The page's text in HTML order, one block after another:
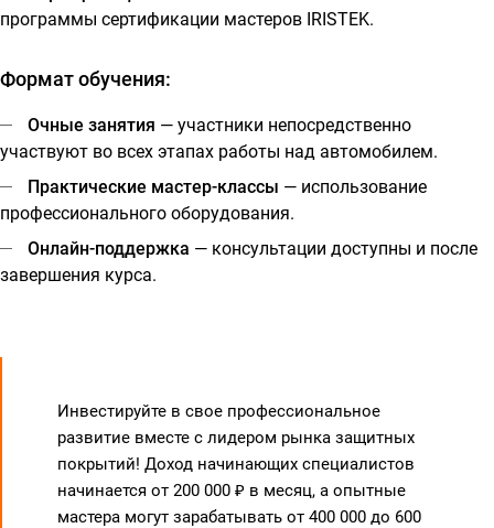
программы сертификации мастеров IRISTEK.
Формат обучения:
Очные занятия — участники непосредственно
участвуют во всех этапах работы над автомобилем.
Практические мастер-классы — использование
профессионального оборудования.
Онлайн-поддержка — консультации доступны и после
завершения курса.
Инвестируйте в свое профессиональное
развитие вместе с лидером рынка защитных
покрытий! Доход начинающих специалистов
начинается от 200 000 ₽ в месяц, а опытные
мастера могут зарабатывать от 400 000 до 600